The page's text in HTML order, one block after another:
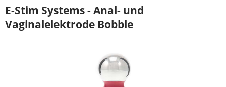
E-Stim Systems - Anal- und
Vaginalelektrode Bobble